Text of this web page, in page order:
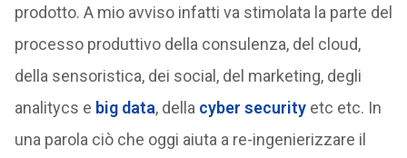
prodotto. A mio avviso infatti va stimolata la parte del
processo produttivo della consulenza, del cloud,
della sensoristica, dei social, del marketing, degli
analitycs e big data, della cyber securityetc etc. In
una parola ciò che oggi aiuta a re-ingenierizzare il